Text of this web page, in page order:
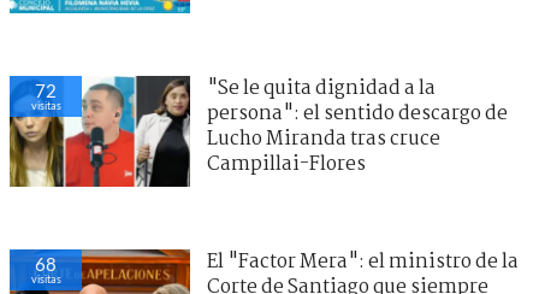
72
visitas
"Se le quita dignidad a la
persona": el sentido descargo de
Lucho Miranda tras cruce
Campillai-Flores
68
visitas
El "Factor Mera": el ministro de la
Corte de Santiago que siempre